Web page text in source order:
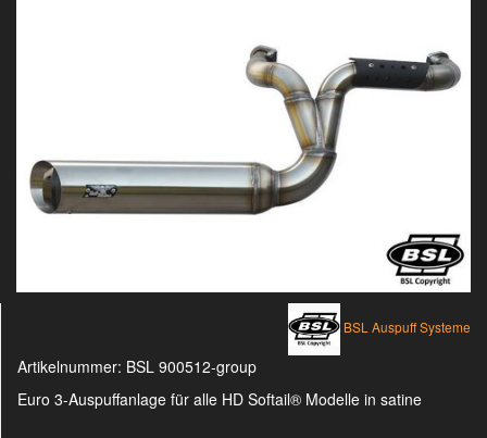
BSL Auspuff Systeme
Artikelnummer: BSL 900512-group
Euro 3-Auspuffanlage für alle HD Softail® Modelle in satine